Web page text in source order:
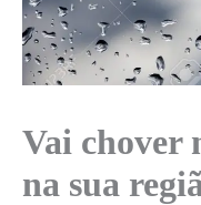
Vai chover
na sua